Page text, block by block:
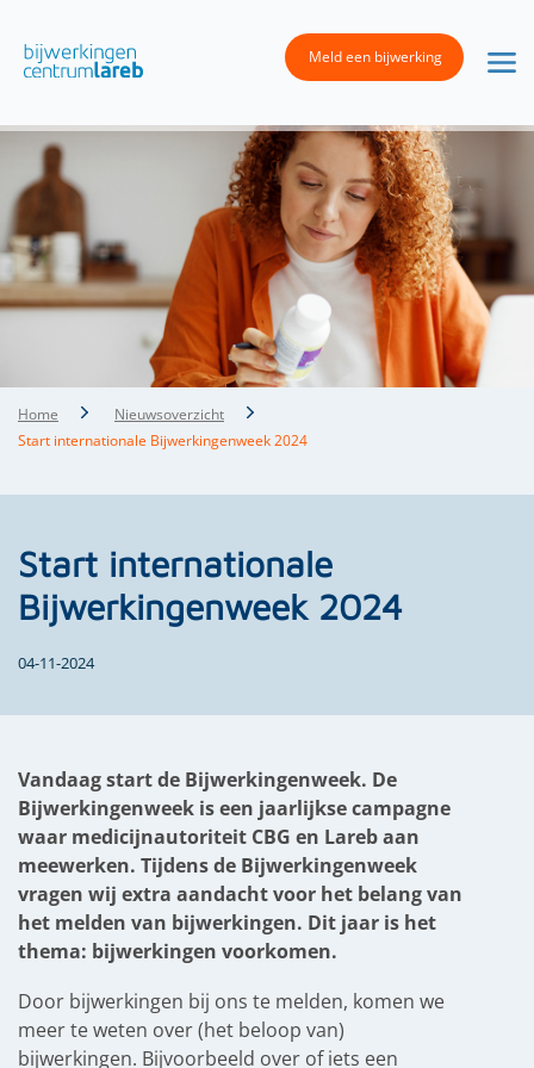
Meld een bijwerking
Home
Nieuwsoverzicht
Start internationale Bijwerkingenweek 2024
Start internationale
Bijwerkingenweek 2024
04-11-2024
Vandaag start de Bijwerkingenweek. De
Bijwerkingenweek is een jaarlijkse campagne
waar medicijnautoriteit CBG en Lareb aan
meewerken. Tijdens de Bijwerkingenweek
vragen wij extra aandacht voor het belang van
het melden van bijwerkingen. Dit jaar is het
thema: bijwerkingen voorkomen.
Door bijwerkingen bij ons te melden, komen we
meer te weten over (het beloop van)
bijwerkingen. Bijvoorbeeld over of iets een